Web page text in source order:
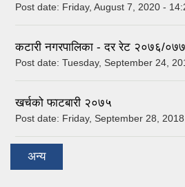
Post date: Friday, August 7, 2020 -
कटारी नगरपालिका - दर रेट २०७६/०७७
Post date: Tuesday, September 24,
खर्चको फाटबारी २०७५
Post date: Friday, September 28,
अन्य